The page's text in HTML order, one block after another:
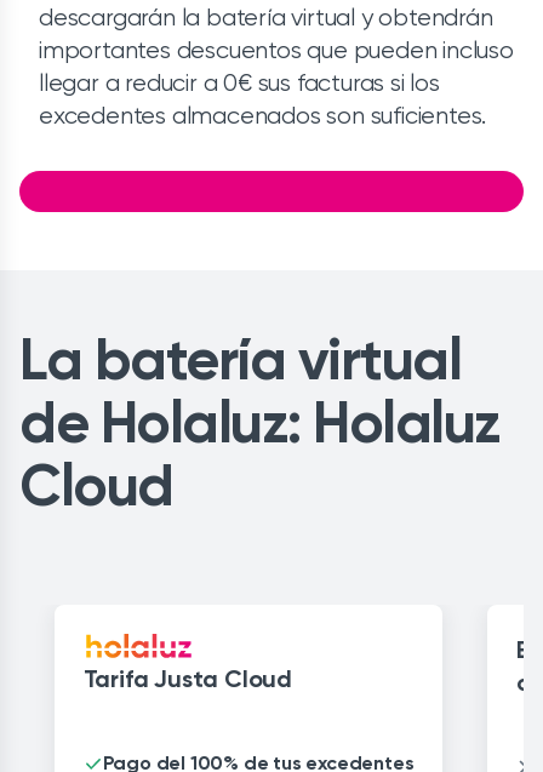
descargarán la batería virtual y obtendrán
importantes descuentos que pueden incluso
llegar a reducir a 0€ sus facturas si los
excedentes almacenados son suficientes.
La batería virtual
de Holaluz: Holaluz
Cloud
Tarifa Justa Cloud
Pago del 100% de tus excedentes